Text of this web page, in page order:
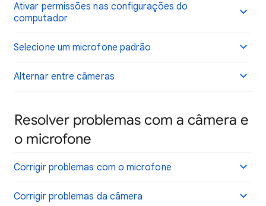
Ativar permissões nas configurações do
computador
Selecione um microfone padrão
Alternar entre câmeras
Resolver problemas com a câmera e
o microfone
Corrigir problemas com o microfone
Corrigir problemas da câmera